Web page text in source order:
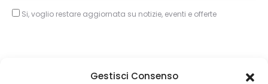
Gestisci Consenso
Si, voglio restare aggiornata su notizie, eventi e offerte